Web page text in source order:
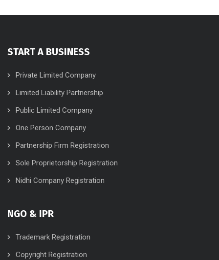
START A BUSINESS
Private Limited Company
Limited Liability Partnership
Public Limited Company
One Person Company
Partnership Firm Registration
Sole Proprietorship Registration
Nidhi Company Registration
NGO & IPR
Trademark Registration
Copyright Registration